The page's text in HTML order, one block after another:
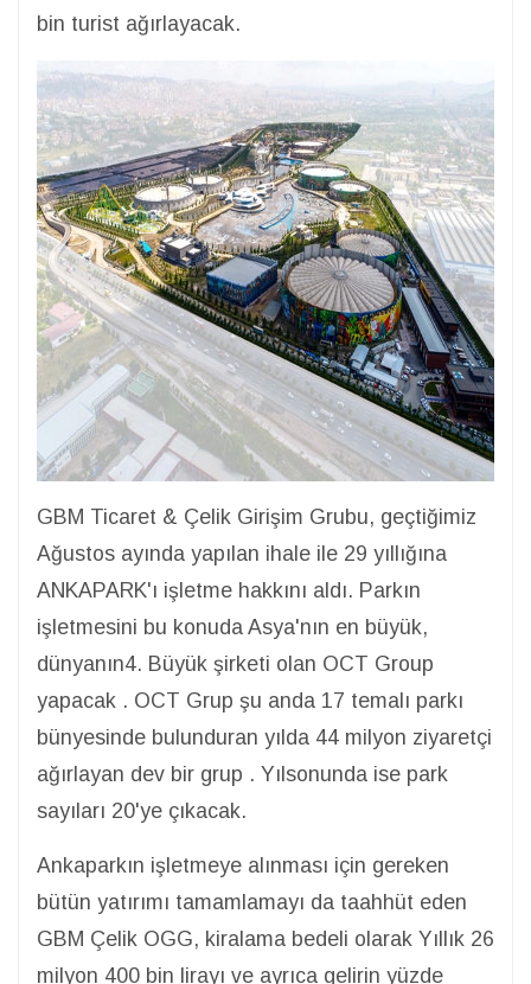
bin turist ağırlayacak.
GBM Ticaret & Çelik Girişim Grubu, geçtiğimiz
Ağustos ayında yapılan ihale ile 29 yıllığına
ANKAPARK'ı işletme hakkını aldı. Parkın
işletmesini bu konuda Asya'nın en büyük,
dünyanın4. Büyük şirketi olan OCT Group
yapacak . OCT Grup şu anda 17 temalı parkı
bünyesinde bulunduran yılda 44 milyon ziyaretçi
ağırlayan dev bir grup . Yılsonunda ise park
sayıları 20'ye çıkacak.
Ankaparkın işletmeye alınması için gereken
bütün yatırımı tamamlamayı da taahhüt eden
GBM Çelik OGG, kiralama bedeli olarak Yıllık 26
milyon 400 bin lirayı ve ayrıca gelirin yüzde